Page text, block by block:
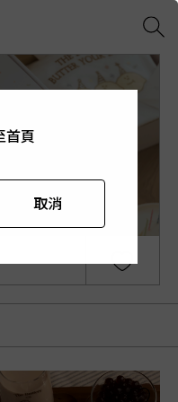
首頁
取消
首頁
取消
首頁
取消
首頁
取消
首頁
取消